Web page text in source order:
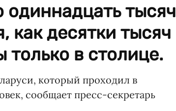
тысяч
как десятки тысяч
в столице.
который проходил в
сообщает пресс-секретарь